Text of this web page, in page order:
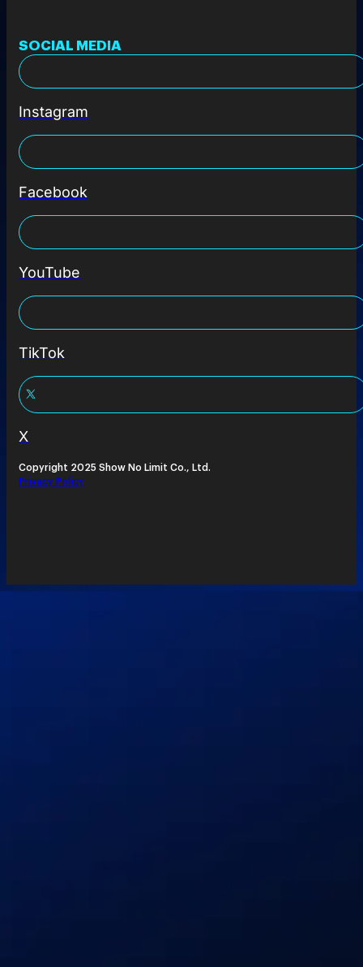
SOCIAL MEDIA
Instagram
Facebook
YouTube
TikTok
X
Copyright 2025 Show No Limit Co., Ltd.
Privacy Policy